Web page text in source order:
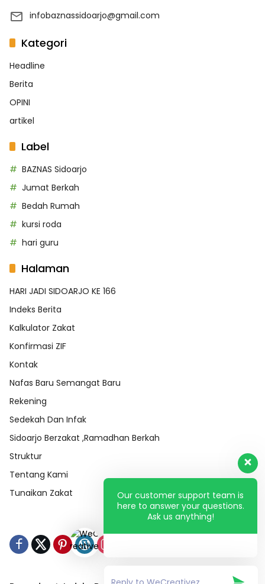
infobaznassidoarjo@gmail.com
Kategori
Headline
Berita
OPINI
artikel
Label
BAZNAS Sidoarjo
Jumat Berkah
Bedah Rumah
kursi roda
hari guru
Halaman
HARI JADI SIDOARJO KE 166
Indeks Berita
Kalkulator Zakat
Konfirmasi ZIF
Kontak
Nafas Baru Semangat Baru
Rekening
Sedekah Dan Infak
Sidoarjo Berzakat ,Ramadhan Berkah
Struktur
Tentang Kami
Tunaikan Zakat
Our customer support team is
here to answer your questions.
Ask us anything!